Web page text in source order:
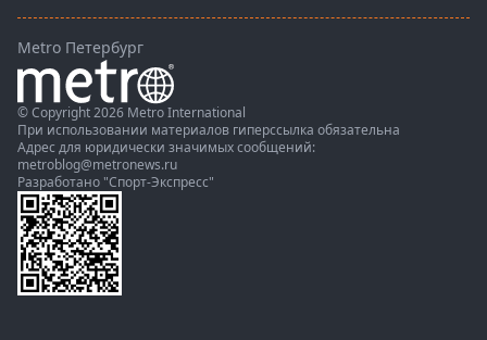
Metro Петербург
© Copyright 2026 Metro International
При использовании материалов гиперссылка обязательна
Адрес для юридически значимых сообщений:
metroblog@metronews.ru
Разработано "Спорт-Экспресс"